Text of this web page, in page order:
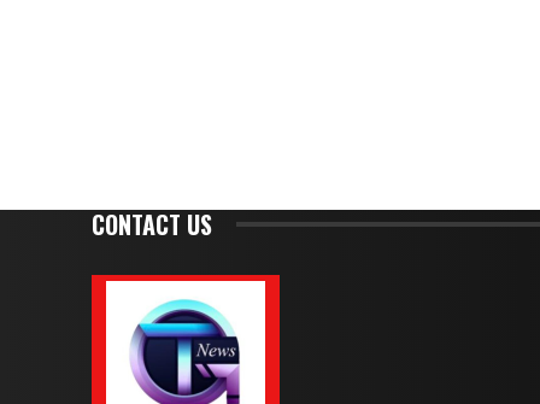
CONTACT US